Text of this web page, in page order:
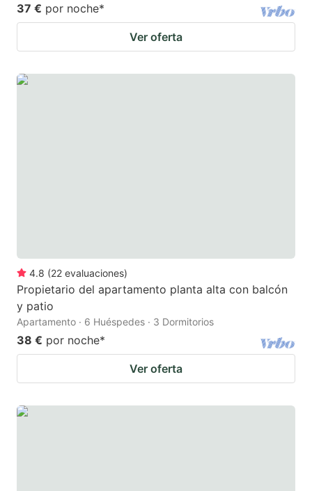
37 € por noche*
Ver oferta
4.8 (22 evaluaciones)
Propietario del apartamento planta alta con balcón
y patio
Apartamento · 6 Huéspedes · 3 Dormitorios
38 € por noche*
Ver oferta